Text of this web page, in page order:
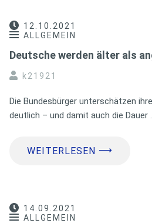
12.10.2021
ALLGEMEIN
Deutsche werden älter als
k21921
Die Bundesbürger unterschätzen
deutlich – und damit auch die Dauer
WEITERLESEN ⟶
14.09.2021
ALLGEMEIN